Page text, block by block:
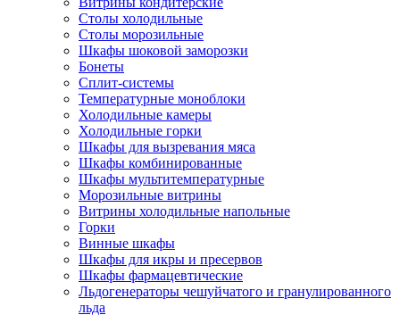
Столы холодильные
Столы морозильные
Шкафы шоковой заморозки
Бонеты
Сплит-системы
Температурные моноблоки
Холодильные камеры
Холодильные горки
Шкафы для вызревания мяса
Шкафы комбинированные
Шкафы мультитемпературные
Морозильные витрины
Витрины холодильные напольные
Горки
Винные шкафы
Шкафы для икры и пресервов
Шкафы фармацевтические
Льдогенераторы чешуйчатого и гранулированного
льда